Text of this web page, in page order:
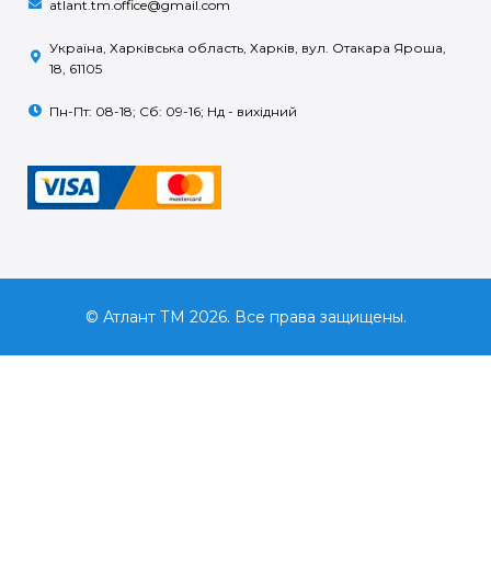
atlant.tm.office@gmail.com
Україна, Харківська область, Харків, вул. Отакара Яроша,
18, 61105
Пн-Пт: 08-18; Сб: 09-16; Нд - вихідний
© Атлант ТМ 2026. Все права защищены.